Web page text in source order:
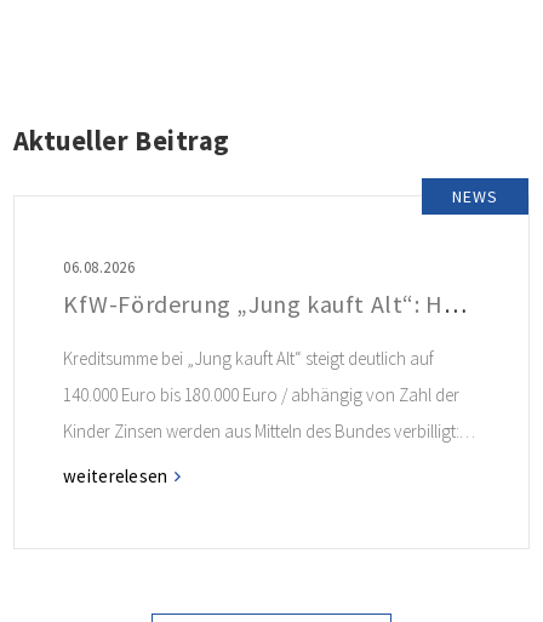
Aktueller Beitrag
NEWS
06.08.2026
KfW-Förderung „Jung kauft Alt“: Höhere Kredite ab August 2026
Kreditsumme bei „Jung kauft Alt“ steigt deutlich auf
140.000 Euro bis 180.000 Euro / abhängig von Zahl der
Kinder Zinsen werden aus Mitteln des Bundes verbilligt:
Heutiger Zins bei 0,53 Prozent effektiv bei 35 Jahren
Einzelmaßnahmen […]
weiterelesen